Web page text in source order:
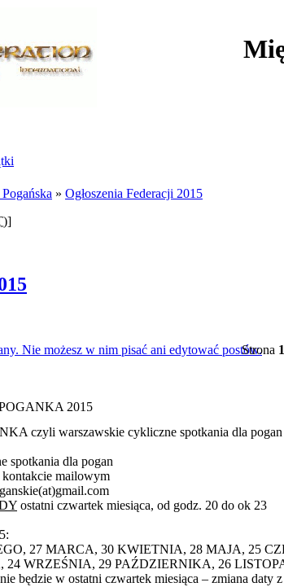
» Ogłoszenia Federacji 2015
]
Strona 1
2015
czyli warszawskie cykliczne spotkania dla pogan
spotkania dla pogan
mailowym
ostatni czwartek miesiąca, od godz. 20 do ok 23
27 MARCA, 30 KWIETNIA, 28 MAJA, 25
24 WRZEŚNIA, 29 PAŹDZIERNIKA, 26
będzie w ostatni czwartek miesiąca – zmiana daty